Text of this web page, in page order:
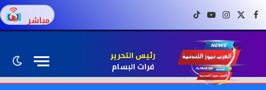
فيسبوكX (Twitter)
إنستغراميوتيوبتيك توك مباشر
رئيس التحرير
فرات البسام